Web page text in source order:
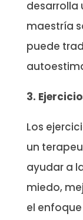
desarrolla
maestría
puede
3.
Los
un
ayudar a
miedo,
el